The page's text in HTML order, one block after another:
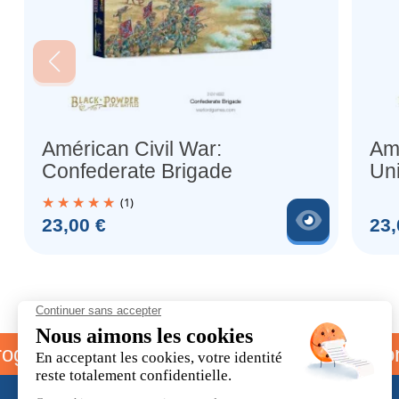
Américan Civil War:
Confederate Brigade
(1)
Prix
23,00 € Voir le
Prix
parrainage Livraison